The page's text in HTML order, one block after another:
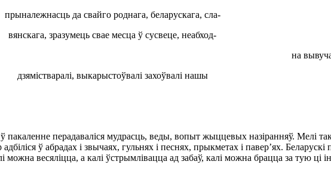
прыналежнасць да свайго роднага, беларускага, сла-
вянскага, зразумець свае месца ў сусвеце, неабход-
на
дзямiстваралi, выкарыстоўвалi захоўвалi нашы
пакаленне перадавалiся мудрасць, веды, вопыт жыццевых назiранняў. Мелi
ў абрадах i звычаях, гульнях i песнях, прыкметах i павер’ях.
весялiцца, а калi ўстрымлiвацца ад забаў, калi можна брацца за тую цi